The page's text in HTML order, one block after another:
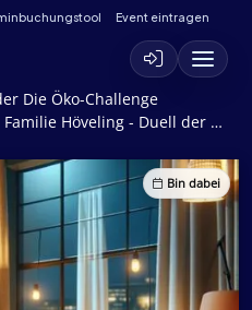
Event eintragen
Die Öko-Challenge
- Familie Höveling - Duell der Generationen
Bin dabei